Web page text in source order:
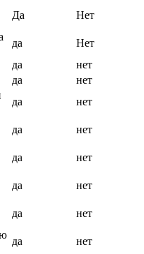
Да
Нет
да
Нет
да
нет
да
нет
да
нет
да
нет
да
нет
да
нет
да
нет
да
нет